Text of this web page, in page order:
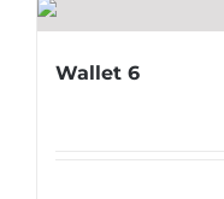
Wallet 6